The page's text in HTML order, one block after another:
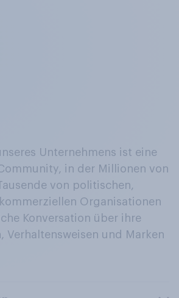
Unternehmens ist eine
in der Millionen von
von politischen,
Organisationen
Konversation über ihre
Verhaltensweisen und Marken